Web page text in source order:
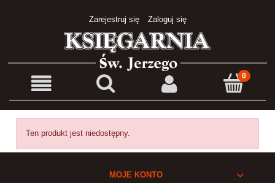
Zarejestruj się Zaloguj się
Ten produkt jest niedostępny.
MOJE KONTO